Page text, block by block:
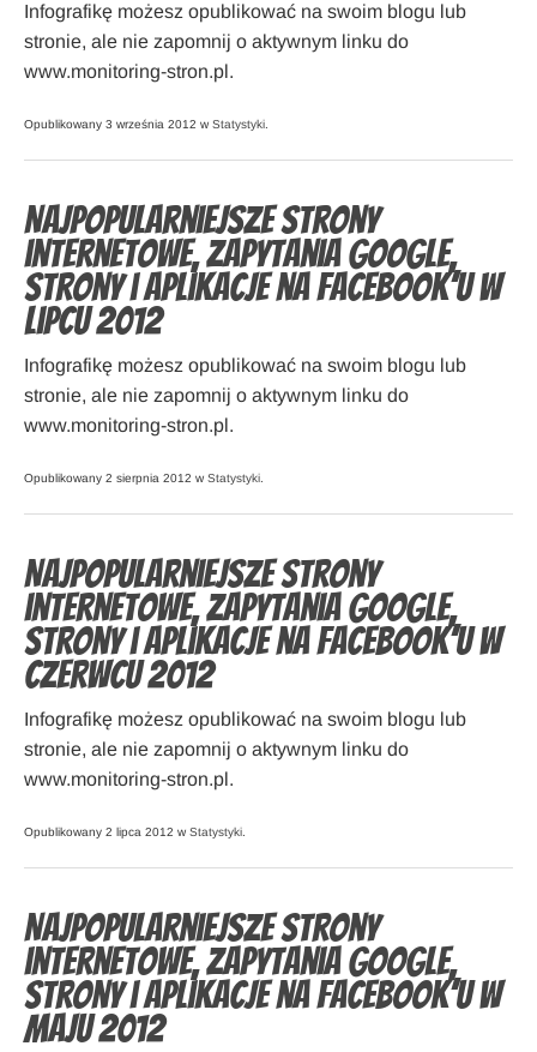
Infografikę możesz opublikować na swoim blogu lub
stronie, ale nie zapomnij o aktywnym linku do
www.monitoring-stron.pl.
Opublikowany 3 września 2012 w Statystyki
Najpopularniejsze strony
internetowe, zapytania Google,
strony i aplikacje na Facebook’u w
lipcu 2012
Infografikę możesz opublikować na swoim blogu lub
stronie, ale nie zapomnij o aktywnym linku do
www.monitoring-stron.pl.
Opublikowany 2 sierpnia 2012 w Statystyki
Najpopularniejsze strony
internetowe, zapytania Google,
strony i aplikacje na Facebook’u w
czerwcu 2012
Infografikę możesz opublikować na swoim blogu lub
stronie, ale nie zapomnij o aktywnym linku do
www.monitoring-stron.pl.
Opublikowany 2 lipca 2012 w Statystyki
Najpopularniejsze strony
internetowe, zapytania Google,
strony i aplikacje na Facebook’u w
maju 2012